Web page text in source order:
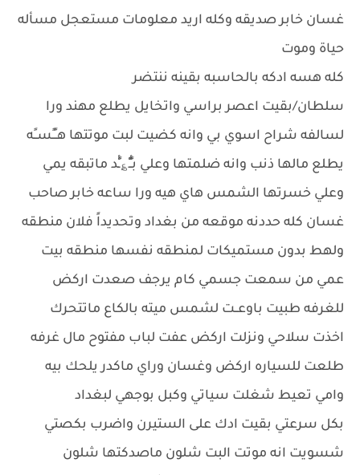
غسان خابر صديقه وكله اريد معلومات مستعجل مسأله
حياة وموت
كله هسه ادكه بالحاسبه بقينه ننتضر
سلطان/بقيت اعصر براسي واتخايل يطلع مهند ورا
لسالفه شراح اسوي بي وانه كضيت لبت موتتها هــًـًســًه
يطلع مالها ذنب وانه ضلمتها وعلي بـٍْْـٍْ؏ـٍْْد ماتبقه يمي
وعلي خسرتها الشمس هاي هيه ورا ساعه خابر صاحب
غسان كله حددنه موقعه من بغداد وتحديداً فلان منطقه
ولهط بدون مستميكات لمنطقه نفسها منطقه بيت
عمي من سمعت جسمي كام يرجف صعدت اركض
للغرفه طبيت باوعــت لشمس ميته بالكاع ماتتحرك
اخذت سلاحي ونزلت اركض عفت لباب مفتوح مال غرفه
طلعت للسياره اركض وغسان وراي ماكدر يلحك بيه
وامي تعيط شغلت سياتي وكبل بوجهي لبغداد
بكل سرعتي بقيت ادك على الستيرن واضرب بكصتي
شسويت انه موتت البت شلون ماصدكتها شلون